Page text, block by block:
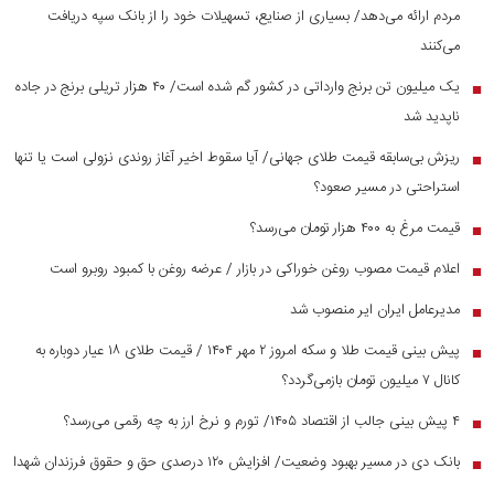
مردم ارائه می‌دهد/ بسیاری از صنایع، تسهیلات خود را از بانک سپه دریافت
می‌کنند
■
یک میلیون تن برنج وارداتی در کشور گم شده است/ ۴۰ هزار تریلی برنج در جاده
ناپدید شد
■
ریزش بی‌سابقه قیمت طلای جهانی/ آیا سقوط اخیر آغاز روندی نزولی است یا تنها
استراحتی در مسیر صعود؟
■ قیمت مرغ به ۴۰۰ هزار تومان می‌رسد؟
■ اعلام قیمت مصوب روغن خوراکی در بازار / عرضه روغن با کمبود روبرو است
■ مدیرعامل ایران ایر منصوب شد
■
پیش بینی قیمت طلا و سکه امروز ۲ مهر ۱۴۰۴ / قیمت طلای ۱۸ عیار دوباره به
کانال ۷ میلیون تومان بازمی‌گردد؟
■ ۴ پیش بینی جالب از اقتصاد ۱۴۰۵/ تورم و نرخ ارز به چه رقمی می‌رسد؟
■
بانک دی در مسیر بهبود وضعیت/ افزایش ۱۲۰ درصدی حق و حقوق فرزندان شهدا